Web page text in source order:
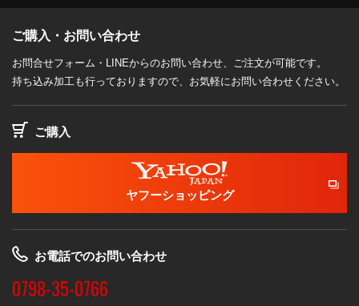
ご購入・お問い合わせ
お問合せフォーム・LINEからのお問い合わせ、ご注文が可能です。
持ち込み加工も行っておりますので、お気軽にお問い合わせください。
ご購入
ヤフーショッピング
お電話でのお問い合わせ
0798-35-0766